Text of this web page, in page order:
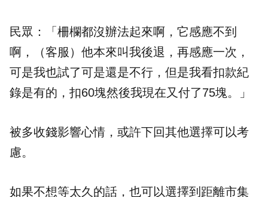
民眾：「柵欄都沒辦法起來啊，它感應不到
啊，（客服）他本來叫我後退，再感應一次，
可是我也試了可是還是不行，但是我看扣款紀
錄是有的，扣60塊然後我現在又付了75塊。」
被多收錢影響心情，或許下回其他選擇可以考
慮。
如果不想等太久的話，也可以選擇到距離市集